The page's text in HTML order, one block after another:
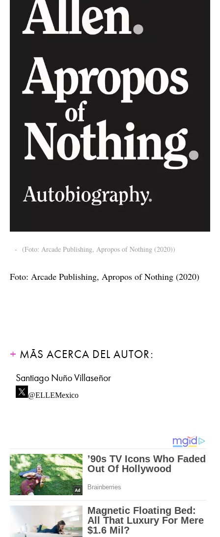
- (Foto: Arcade Publishing, Apropos of Nothing (2020))
Foto: Arcade Publishing, Apropos of Nothing (2020)
MÁS ACERCA DEL AUTOR:
Santiago Nuño Villaseñor
@ELLEMexico